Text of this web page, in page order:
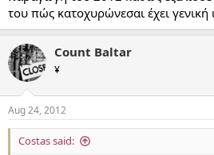
του πώς κατοχυρώνεσαι έχει γενική
Count Baltar
¥
Aug 24, 2012
Costas said: